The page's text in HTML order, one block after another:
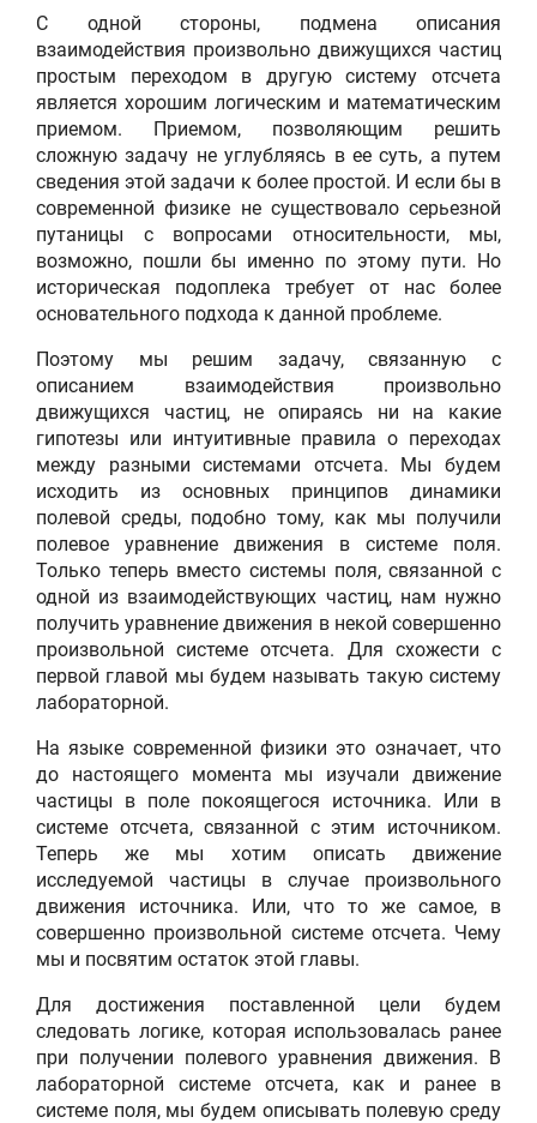
С одной стороны, подмена описания
взаимодействия произвольно движущихся частиц
простым переходом в другую систему отсчета
является хорошим логическим и математическим
приемом. Приемом, позволяющим решить
сложную задачу не углубляясь в ее суть, а путем
сведения этой задачи к более простой. И если бы в
современной физике не существовало серьезной
путаницы с вопросами относительности, мы,
возможно, пошли бы именно по этому пути. Но
историческая подоплека требует от нас более
основательного подхода к данной проблеме.
Поэтому мы решим задачу, связанную с
описанием взаимодействия произвольно
движущихся частиц, не опираясь ни на какие
гипотезы или интуитивные правила о переходах
между разными системами отсчета. Мы будем
исходить из основных принципов динамики
полевой среды, подобно тому, как мы получили
полевое уравнение движения в системе поля.
Только теперь вместо системы поля, связанной с
одной из взаимодействующих частиц, нам нужно
получить уравнение движения в некой совершенно
произвольной системе отсчета. Для схожести с
первой главой мы будем называть такую систему
лабораторной.
На языке современной физики это означает, что
до настоящего момента мы изучали движение
частицы в поле покоящегося источника. Или в
системе отсчета, связанной с этим источником.
Теперь же мы хотим описать движение
исследуемой частицы в случае произвольного
движения источника. Или, что то же самое, в
совершенно произвольной системе отсчета. Чему
мы и посвятим остаток этой главы.
Для достижения поставленной цели будем
следовать логике, которая использовалась ранее
при получении полевого уравнения движения. В
лабораторной системе отсчета, как и ранее в
системе поля, мы будем описывать полевую среду